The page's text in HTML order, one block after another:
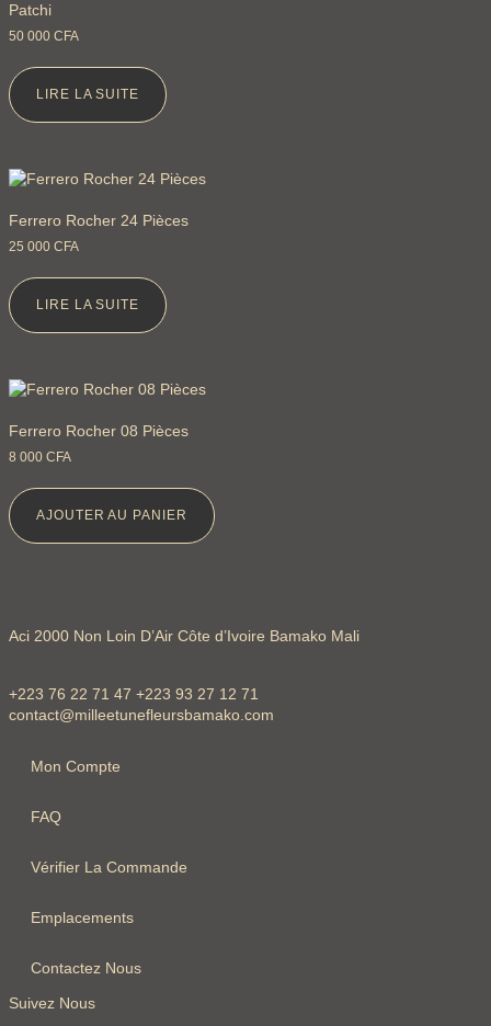
Patchi
50 000 CFA
LIRE LA SUITE
Ferrero Rocher 24 Pièces
25 000 CFA
LIRE LA SUITE
Ferrero Rocher 08 Pièces
8 000 CFA
AJOUTER AU PANIER
Aci 2000 Non Loin D’Air Côte d’Ivoire Bamako Mali
+223 76 22 71 47 +223 93 27 12 71
contact@milleetunefleursbamako.com
Mon Compte
FAQ
Vérifier La Commande
Emplacements
Contactez Nous
Suivez Nous